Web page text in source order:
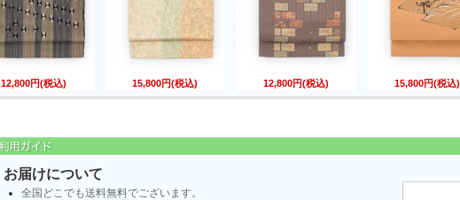
12,800円(税込) 15,800円(税込) 12,800円(税込) 15,800円(税込)
お届けについて
全国どこでも送料無料でございます。